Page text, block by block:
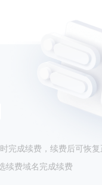
完成续费，续费后可恢复
续费域名完成续费